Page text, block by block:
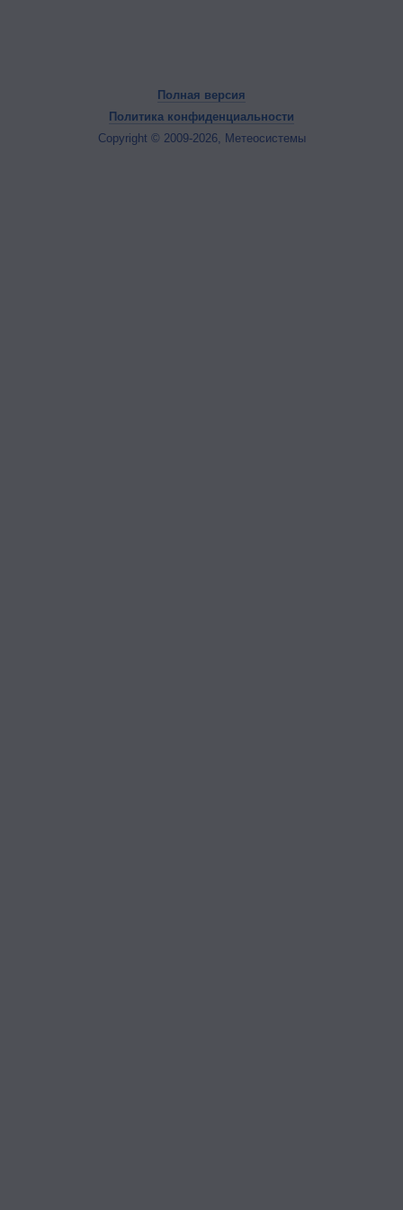
Полная версия
Политика конфиденциальности
Copyright © 2009-2026, Метеосистемы